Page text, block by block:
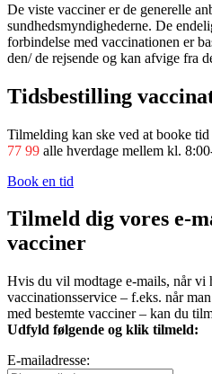
De viste vacciner er de generelle
sundhedsmyndighederne. De
forbindelse med vaccinationen er
den/ de rejsende og kan afvige fra
Tidsbestilling
Tilmelding kan ske ved at booke
77 99 alle hverdage mellem kl.
Book en tid
Tilmeld dig vores e-
vacciner
Hvis du vil modtage e-mails, når vi
vaccinationsservice – f.eks. når
med bestemte vacciner – kan du
Udfyld følgende og klik tilmeld:
E-mailadresse: